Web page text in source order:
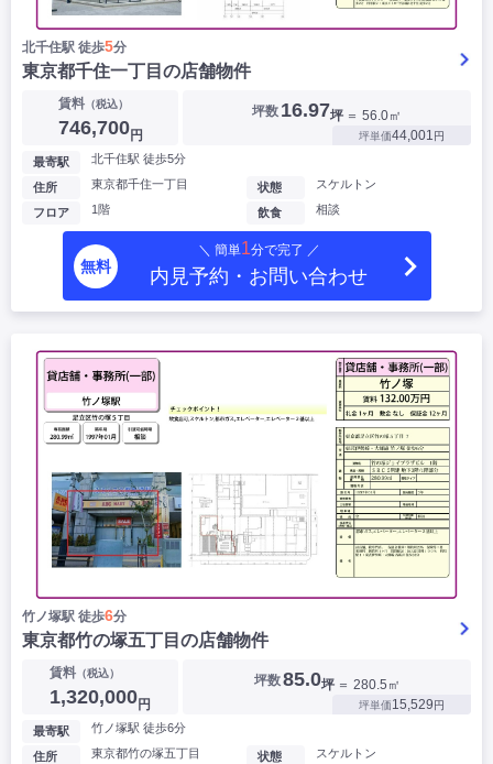
北千住駅 徒歩5分
東京都千住一丁目の店舗物件
賃料（税込）
746,700円
坪数 16.97坪 ＝ 56.0㎡
坪単価44,001円
最寄駅 北千住駅 徒歩5分
住所 東京都千住一丁目
フロア 1階
状態 スケルトン
飲食 相談
無料
＼ 簡単1分で完了 ／
内見予約・お問い合わせ
竹ノ塚駅 徒歩6分
東京都竹の塚五丁目の店舗物件
賃料 （税込）
1,320,000円
坪数85.0坪 ＝ 280.5㎡
坪単価15,529円
最寄駅 竹ノ塚駅 徒歩6分
住所 東京都竹の塚五丁目 状態 スケルトン